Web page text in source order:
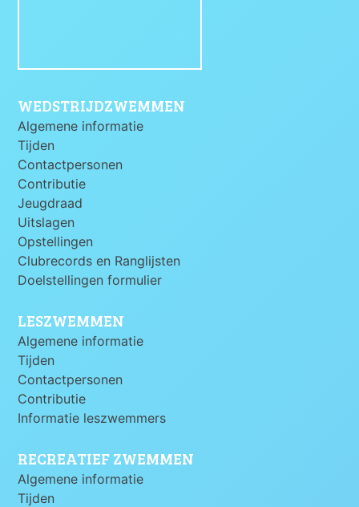
WEDSTRIJDZWEMMEN
Algemene informatie
Tijden
Contactpersonen
Contributie
Jeugdraad
Uitslagen
Opstellingen
Clubrecords en Ranglijsten
Doelstellingen formulier
LESZWEMMEN
Algemene informatie
Tijden
Contactpersonen
Contributie
Informatie leszwemmers
RECREATIEF ZWEMMEN
Algemene informatie
Tijden